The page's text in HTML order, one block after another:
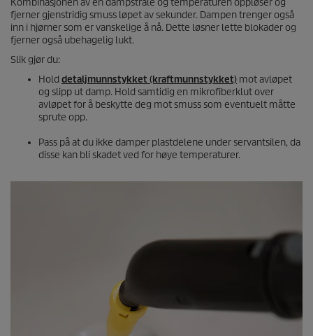
Kombinasjonen av en dampstråle og temperaturen oppløser og
fjerner gjenstridig smuss løpet av sekunder. Dampen trenger også
inn i hjørner som er vanskelige å nå. Dette løsner lette blokader og
fjerner også ubehagelig lukt.
Slik gjør du:
Hold detaljmunnstykket (kraftmunnstykket) mot avløpet
og slipp ut damp. Hold samtidig en mikrofiberklut over
avløpet for å beskytte deg mot smuss som eventuelt måtte
sprute opp.
Pass på at du ikke damper plastdelene under servantsilen, da
disse kan bli skadet ved for høye temperaturer.